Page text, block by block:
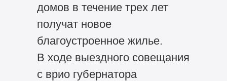
домов в течение трех лет
получат новое
благоустроенное жилье.
В ходе выездного совещания
с врио губернатора